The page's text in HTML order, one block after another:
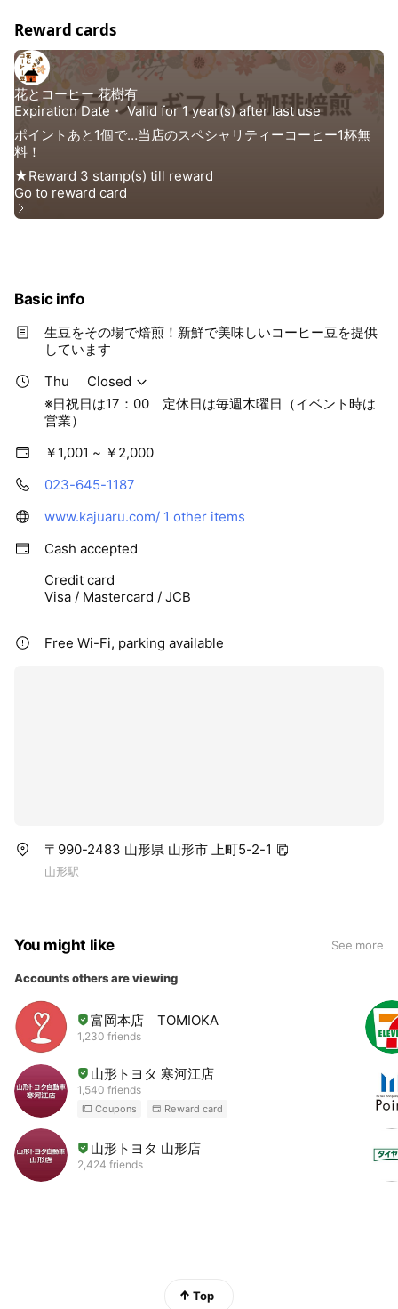
Reward cards
Basic info
生豆をその場で焙煎！新鮮で美味しいコーヒー豆を提供
しています
Thu
Closed
※日祝日は17：00 定休日は毎週木曜日（イベント時は
営業）
￥1,001 ~ ￥2,000
023-645-1187
www.kajuaru.com/ 1 other items
Cash accepted
Credit card
Visa / Mastercard / JCB
Free Wi-Fi, parking available
〒990-2483 山形県 山形市 上町5-2-1
山形駅
You might like See more
Accounts others are viewing
富岡本店 TOMIOKA
1,230 friends
山形トヨタ 寒河江店
1,540 friends
Coupons Reward card
山形トヨタ 山形店
2,424 friends
Top